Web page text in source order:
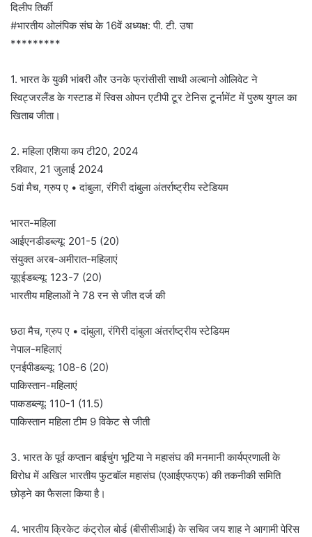
दिलीप तिर्की
#भारतीय ओलंपिक संघ के 16वें अध्यक्ष: पी. टी. उषा
*********
1. भारत के युकी भांबरी और उनके फ्रांसीसी साथी अल्बानो ओलिवेट ने
स्विट्जरलैंड के गस्टाड में स्विस ओपन एटीपी टूर टेनिस टूर्नामेंट में पुरुष युगल का
खिताब जीता।
2. महिला एशिया कप टी20, 2024
रविवार, 21 जुलाई 2024
5वां ​​मैच, ग्रुप ए • दांबुला, रंगिरी दांबुला अंतर्राष्ट्रीय स्टेडियम
भारत-महिला
आईएनडीडब्ल्यू: 201-5 (20)
संयुक्त अरब-अमीरात-महिलाएं
यूएईडब्ल्यू: 123-7 (20)
भारतीय महिलाओं ने 78 रन से जीत दर्ज की
छठा मैच, ग्रुप ए • दांबुला, रंगिरी दांबुला अंतर्राष्ट्रीय स्टेडियम
नेपाल-महिलाएं
एनईपीडब्ल्यू: 108-6 (20)
पाकिस्तान-महिलाएं
पाकडब्ल्यू: 110-1 (11.5)
पाकिस्तान महिला टीम 9 विकेट से जीती
3. भारत के पूर्व कप्तान बाईचुंग भूटिया ने महासंघ की मनमानी कार्यप्रणाली के
विरोध में अखिल भारतीय फुटबॉल महासंघ (एआईएफएफ) की तकनीकी समिति
छोड़ने का फैसला किया है।
4. भारतीय क्रिकेट कंट्रोल बोर्ड (बीसीसीआई) के सचिव जय शाह ने आगामी पेरिस